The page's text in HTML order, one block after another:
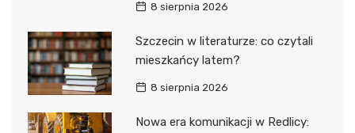
8 sierpnia 2026
Szczecin w literaturze: co czytali
mieszkańcy latem?
8 sierpnia 2026
Nowa era komunikacji w Redlicy: